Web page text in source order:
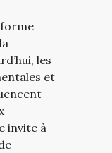
les
et
invite à